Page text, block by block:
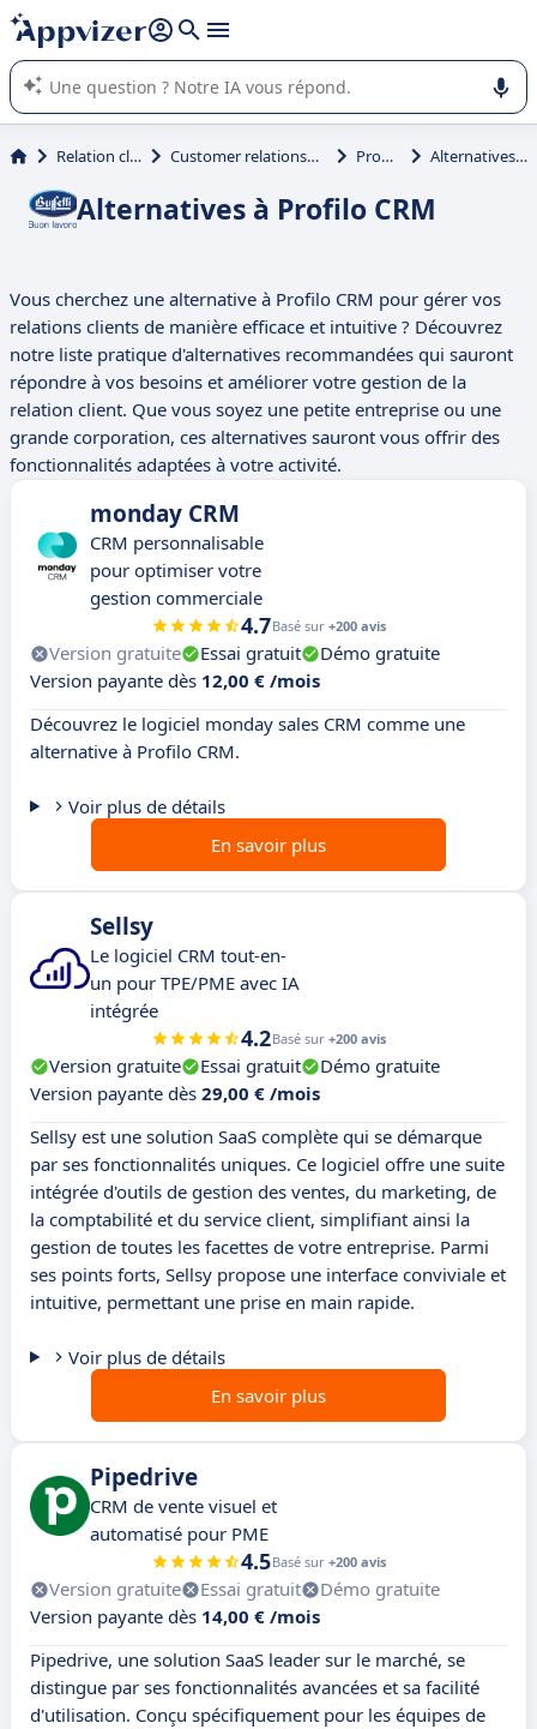
répondre (plusieurs lignes avec
L'IA de Appvizer vous guide dans l'utilisation ou la sélection de
logiciel SaaS en entreprise.
Relation client et vente Customer relationship management (CRM) Profilo CRM Alternatives à Profilo CRM
Alternatives à Profilo CRM
Vous cherchez une alternative à Profilo CRM pour gérer vos
relations clients de manière efficace et intuitive ? Découvrez
notre liste pratique d'alternatives recommandées qui sauront
répondre à vos besoins et améliorer votre gestion de la
relation client. Que vous soyez une petite entreprise ou une
grande corporation, ces alternatives sauront vous offrir des
fonctionnalités adaptées à votre activité.
monday CRM
CRM personnalisable
pour optimiser votre
gestion commerciale
4.7Basé sur +200 avis
Version gratuite Essai gratuit
Démo gratuite
Version payante dès 12,00 € /mois
Découvrez le logiciel monday sales CRM comme une
alternative à Profilo CRM.
Voir plus de détails
En savoir plus
Sellsy
Le logiciel CRM tout-en-
un pour TPE/PME avec IA
intégrée
4.2Basé sur +200 avis
Version gratuite Essai gratuit
Démo gratuite
Version payante dès 29,00 € /mois
Sellsy est une solution SaaS complète qui se démarque
par ses fonctionnalités uniques. Ce logiciel offre une suite
intégrée d'outils de gestion des ventes, du marketing, de
la comptabilité et du service client, simplifiant ainsi la
gestion de toutes les facettes de votre entreprise. Parmi
ses points forts, Sellsy propose une interface conviviale et
intuitive, permettant une prise en main rapide.
Voir plus de détails
En savoir plus
Pipedrive
CRM de vente visuel et
automatisé pour PME
4.5Basé sur +200 avis
Version gratuite Essai gratuit
Démo gratuite
Version payante dès 14,00 € /mois
Pipedrive, une solution SaaS leader sur le marché, se
distingue par ses fonctionnalités avancées et sa facilité
d'utilisation. Conçu spécifiquement pour les équipes de